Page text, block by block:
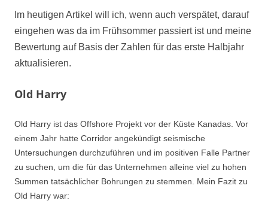
Im heutigen Artikel will ich, wenn auch verspätet, darauf
eingehen was da im Frühsommer passiert ist und meine
Bewertung auf Basis der Zahlen für das erste Halbjahr
aktualisieren.
Old Harry
Old Harry ist das Offshore Projekt vor der Küste Kanadas. Vor
einem Jahr hatte Corridor angekündigt seismische
Untersuchungen durchzuführen und im positiven Falle Partner
zu suchen, um die für das Unternehmen alleine viel zu hohen
Summen tatsächlicher Bohrungen zu stemmen. Mein Fazit zu
Old Harry war: